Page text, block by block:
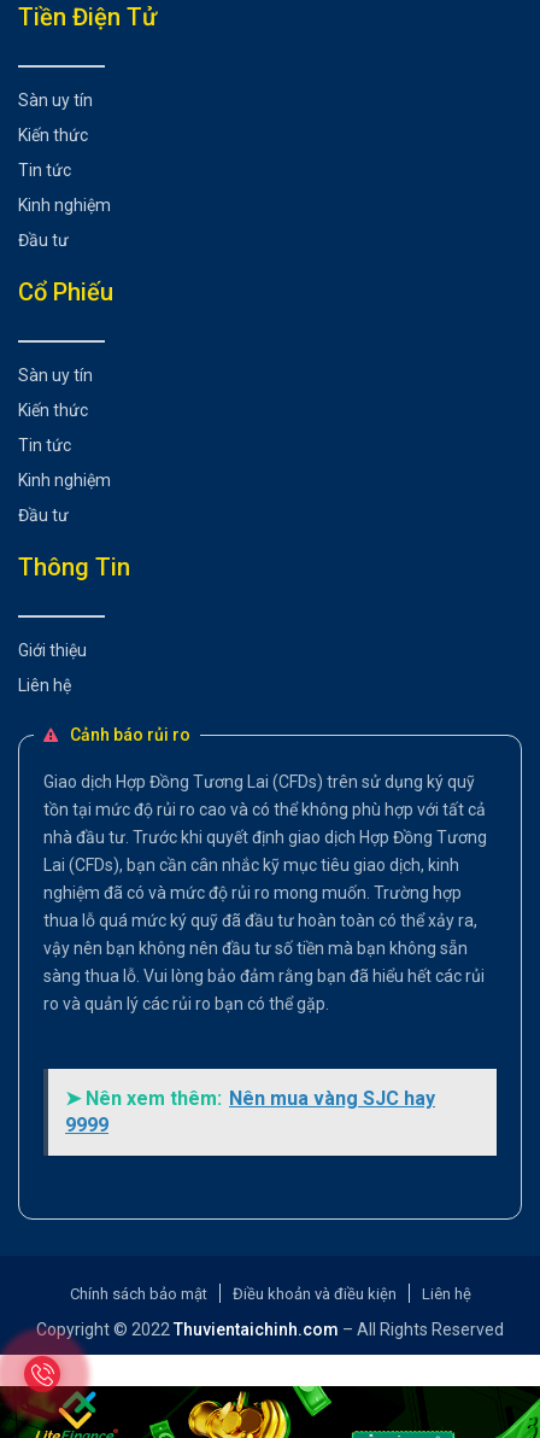
Tiền Điện Tử
Sàn uy tín
Kiến thức
Tin tức
Kinh nghiệm
Đầu tư
Cổ Phiếu
Sàn uy tín
Kiến thức
Tin tức
Kinh nghiệm
Đầu tư
Thông Tin
Giới thiệu
Liên hệ
Cảnh báo rủi ro
Giao dịch Hợp Đồng Tương Lai (CFDs) trên sử dụng ký quỹ
tồn tại mức độ rủi ro cao và có thể không phù hợp với tất cả
nhà đầu tư. Trước khi quyết định giao dịch Hợp Đồng Tương
Lai (CFDs), bạn cần cân nhắc kỹ mục tiêu giao dịch, kinh
nghiệm đã có và mức độ rủi ro mong muốn. Trường hợp
thua lỗ quá mức ký quỹ đã đầu tư hoàn toàn có thể xảy ra,
vậy nên bạn không nên đầu tư số tiền mà bạn không sẵn
sàng thua lỗ. Vui lòng bảo đảm rằng bạn đã hiểu hết các rủi
ro và quản lý các rủi ro bạn có thể gặp.
➤ Nên xem thêm: Nên mua vàng SJC hay
9999
Chính sách bảo mật Điều khoản và điều kiện Liên hệ
Copyright © 2022Thuvientaichinh.com – All Rights Reserved